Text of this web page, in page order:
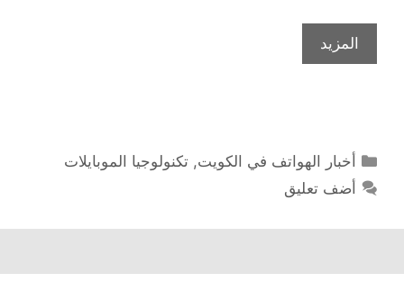
المزيد
التصنيفات
أخبار الهواتف في الكويت,تكنولوجيا الموبايلات
أضف تعليق